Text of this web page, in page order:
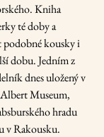
Kniha
té doby a
kousky i
dobu. Jedním z
dnes uložený v
Museum,
hradu
v Rakousku.